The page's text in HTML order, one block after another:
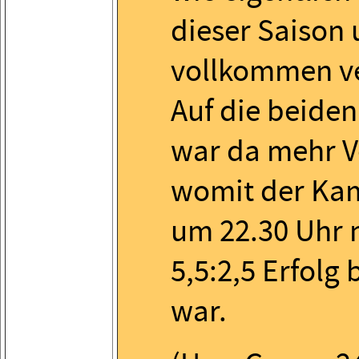
dieser Saison
vollkommen
Auf die
war da mehr
womit der
um 22.30 Uhr
5,5:2,5 Erfolg
war.